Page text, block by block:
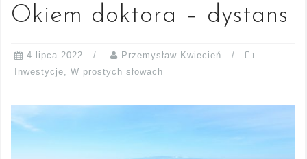
Okiem doktora – dystans
4 lipca 2022
Przemysław Kwiecień
Inwestycje
W prostych słowach